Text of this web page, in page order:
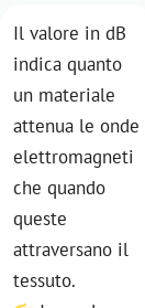
Il valore in dB
indica quanto
un materiale
attenua le onde
elettromagneti
che quando
queste
attraversano il
tessuto.